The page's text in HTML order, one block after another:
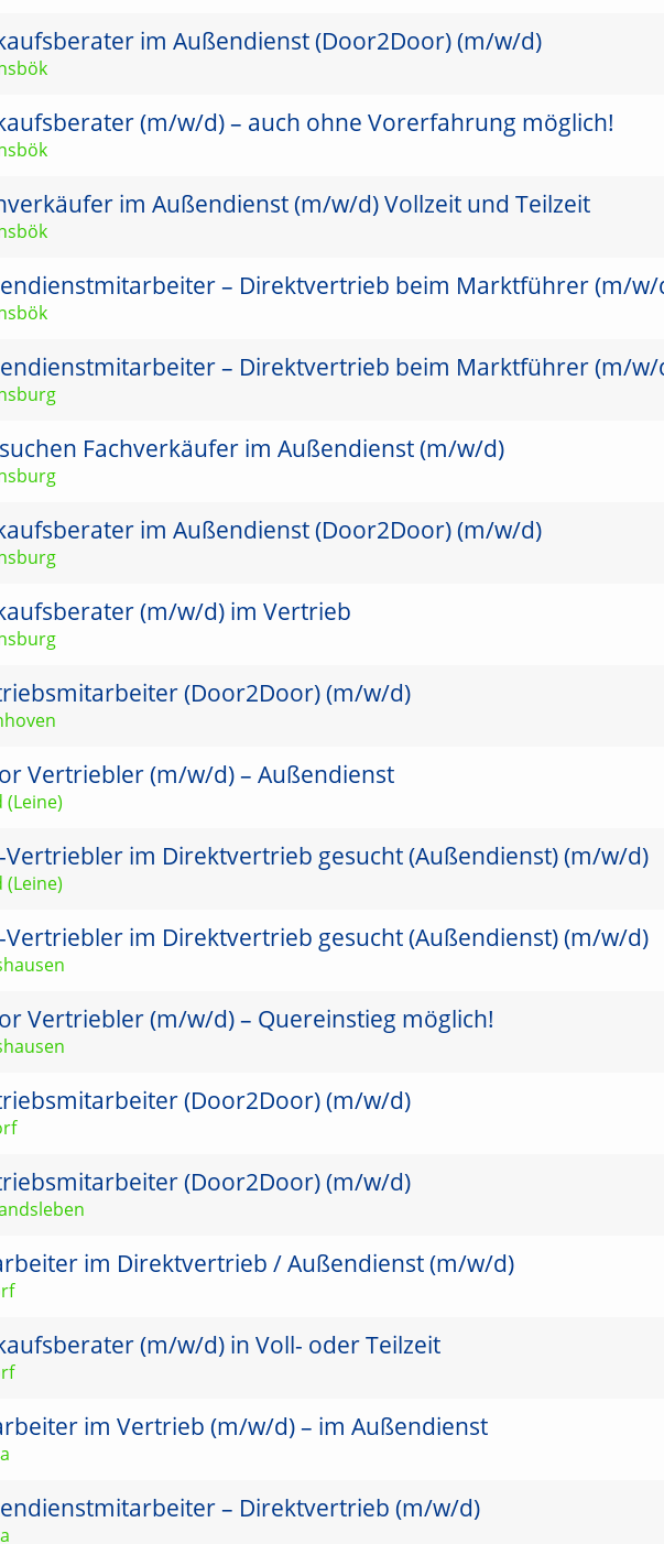
im Außendienst (Door2Door) (m/w/d)
(m/w/d) – auch ohne Vorerfahrung möglich!
im Außendienst (m/w/d) Vollzeit und Teilzeit
– Direktvertrieb beim Marktführer (m/w/
– Direktvertrieb beim Marktführer (m/w/
Fachverkäufer im Außendienst (m/w/d)
im Außendienst (Door2Door) (m/w/d)
(m/w/d) im Vertrieb
(Door2Door) (m/w/d)
Vertriebler (m/w/d) – Außendienst
(Leine)
Vertriebler im Direktvertrieb gesucht (Außendienst) (m/w/d)
(Leine)
Vertriebler im Direktvertrieb gesucht (Außendienst) (m/w/d)
Vertriebler (m/w/d) – Quereinstieg möglich!
(Door2Door) (m/w/d)
(Door2Door) (m/w/d)
im Direktvertrieb / Außendienst (m/w/d)
(m/w/d) in Voll- oder Teilzeit
im Vertrieb (m/w/d) – im Außendienst
– Direktvertrieb (m/w/d)